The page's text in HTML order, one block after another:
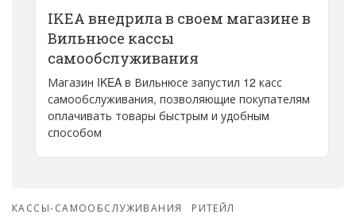
IKEA внедрила в своем магазине в
Вильнюсе кассы
самообслуживания
Магазин IKEA в Вильнюсе запустил 12 касс
самообслуживания, позволяющие покупателям
оплачивать товары быстрым и удобным
способом
КАССЫ-САМООБСЛУЖИВАНИЯ РИТЕЙЛ